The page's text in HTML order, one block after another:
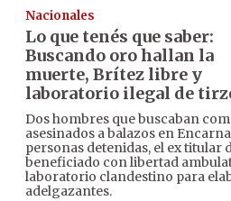
Nacionales
Lo que tenés que saber:
Buscando oro hallan la
muerte, Brítez libre y
laboratorio ilegal de
Dos hombres que buscaban
asesinados a balazos en
personas detenidas, el ex titular
beneficiado con libertad
laboratorio clandestino para
adelgazantes.